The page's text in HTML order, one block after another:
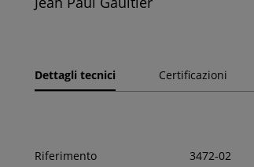
Dettagli tecnici Certificazioni
Riferimento 3472-02